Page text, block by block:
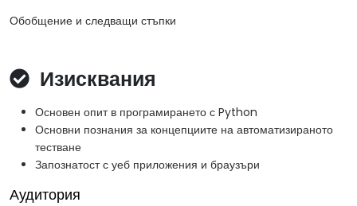
Обобщение и следващи стъпки
Изисквания
Основен опит в програмирането с Python
Основни познания за концепциите на автоматизираното
тестване
Запознатост с уеб приложения и браузъри
Аудитория